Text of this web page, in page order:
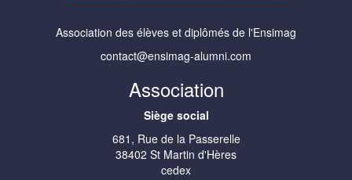
Association des élèves et diplômés de l'Ensimag
contact@ensimag-alumni.com
Association
Siège social
681, Rue de la Passerelle
38402 St Martin d'Hères
cedex